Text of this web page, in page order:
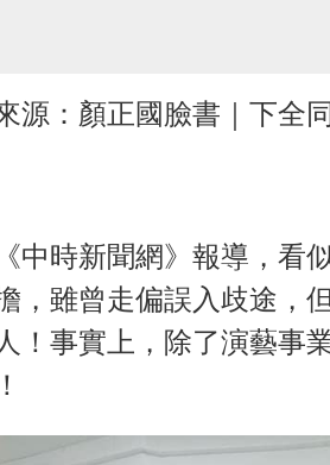
源：顏正國臉書｜下全
中時新聞網》報導，看
，雖曾走偏誤入歧途，
！事實上，除了演藝事